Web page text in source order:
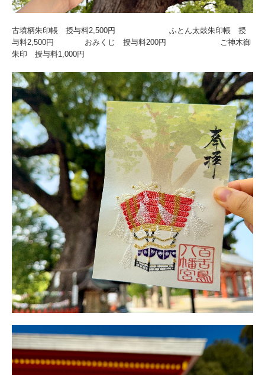
古墳柄朱印帳 授与料2,500円 ふとん太鼓朱印帳 授
与料2,500円 おみくじ 授与料200円 ご神木御
朱印 授与料1,000円